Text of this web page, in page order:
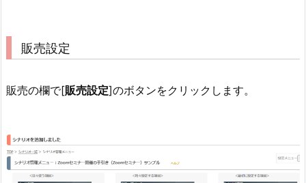
販売設定
販売の欄で[販売設定]のボタンをクリックします。